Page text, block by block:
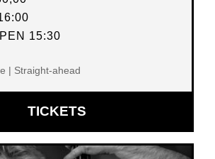
15:30
| Straight-ahead
TICKETSOPENT
IN
NIEUW